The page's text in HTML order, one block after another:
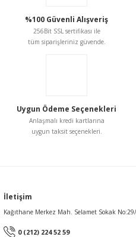
%100 Güvenli Alışveriş
256Bit SSL sertifikası ile
tüm siparişleriniz güvende.
Uygun Ödeme Seçenekleri
Anlaşmalı kredi kartlarına
uygun taksit seçenekleri.
İletişim
Kağıthane Merkez Mah. Selamet Sokak
0 (212) 224 52 59